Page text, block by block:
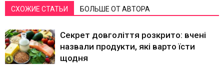
СХОЖИЕ СТАТЬИ БОЛЬШЕ ОТ АВТОРА
Секрет довголіття розкрито: вчені
назвали продукти, які варто їсти
щодня